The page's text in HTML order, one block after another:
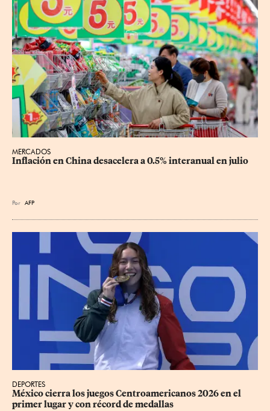
MERCADOS
Inflación en China desacelera a 0.5% interanual en julio
Por AFP
DEPORTES
México cierra los juegos Centroamericanos 2026 en el
primer lugar y con récord de medallas